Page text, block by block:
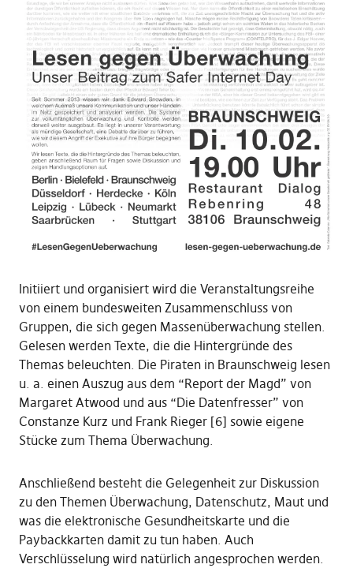
Initiiert und organisiert wird die Veranstaltungsreihe
von einem bundesweiten Zusammenschluss von
Gruppen, die sich gegen Massenüberwachung stellen.
Gelesen werden Texte, die die Hintergründe des
Themas beleuchten. Die Piraten in Braunschweig lesen
u. a. einen Auszug aus dem “Report der Magd” von
Margaret Atwood und aus “Die Datenfresser” von
Constanze Kurz und Frank Rieger [6] sowie eigene
Stücke zum Thema Überwachung.
Anschließend besteht die Gelegenheit zur Diskussion
zu den Themen Überwachung, Datenschutz, Maut und
was die elektronische Gesundheitskarte und die
Paybackkarten damit zu tun haben. Auch
Verschlüsselung wird natürlich angesprochen werden.